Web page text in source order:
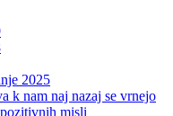
2025
k nam naj nazaj se vrnejo
misli